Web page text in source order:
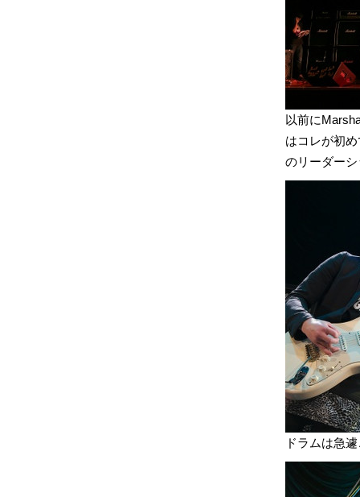
以前に
はコレが初
のリーダー
ドラムは急